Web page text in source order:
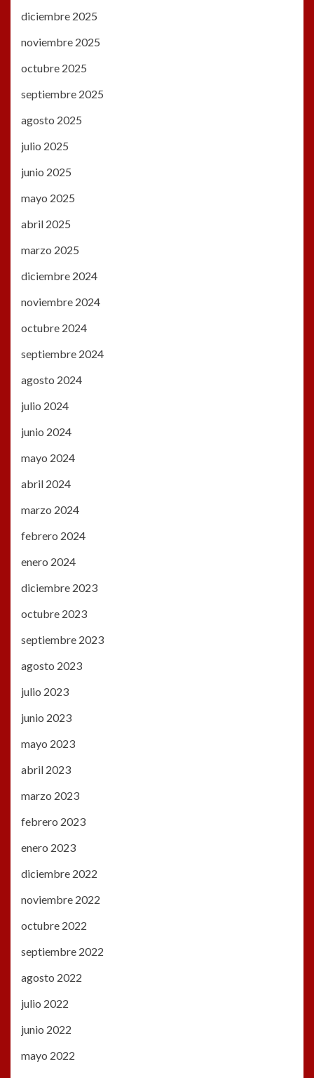
diciembre 2025
noviembre 2025
octubre 2025
septiembre 2025
agosto 2025
julio 2025
junio 2025
mayo 2025
abril 2025
marzo 2025
diciembre 2024
noviembre 2024
octubre 2024
septiembre 2024
agosto 2024
julio 2024
junio 2024
mayo 2024
abril 2024
marzo 2024
febrero 2024
enero 2024
diciembre 2023
octubre 2023
septiembre 2023
agosto 2023
julio 2023
junio 2023
mayo 2023
abril 2023
marzo 2023
febrero 2023
enero 2023
diciembre 2022
noviembre 2022
octubre 2022
septiembre 2022
agosto 2022
julio 2022
junio 2022
mayo 2022